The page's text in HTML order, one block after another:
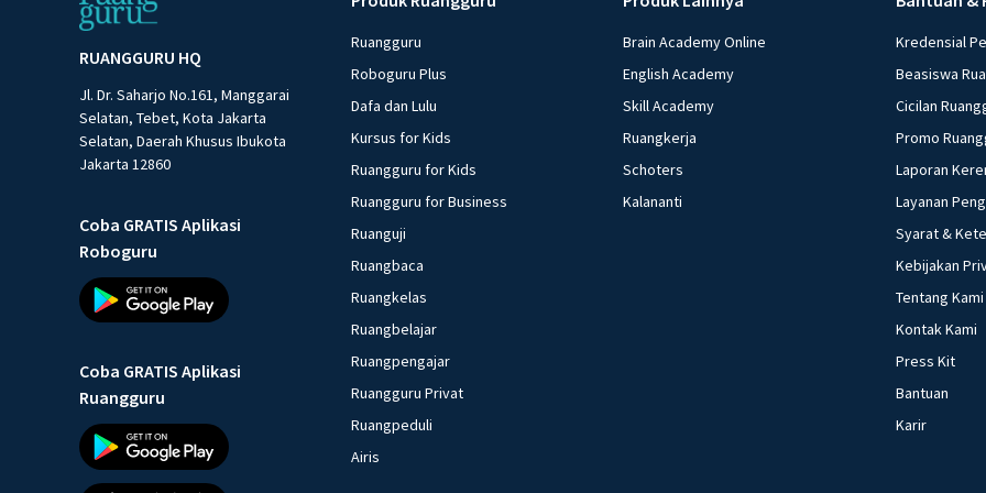
2.
3.
yang
4.
5. Implan
klon
Proses
dan
untuk
Beri
RUANGGURU HQ
Jl. Dr. Saharjo No.161, Manggarai
Selatan, Tebet, Kota Jakarta
Selatan, Daerah Khusus Ibukota
Jakarta 12860
Coba GRATIS Aplikasi
Roboguru
Coba GRATIS Aplikasi
Ruangguru
Ruangguru
Roboguru Plus
Dafa dan Lulu
Kursus for Kids
Ruangguru for Kids
Ruangguru for Business
Ruanguji
Ruangbaca
Ruangkelas
Ruangbelajar
Ruangpengajar
Ruangguru Privat
Ruangpeduli
Airis
Brain Academy Online
English Academy
Skill Academy
Ruangkerja
Schoters
Kalananti
Kredensial
Beasiswa
Cicilan
Promo
Laporan
Layanan
Syarat &
Kebijakan
Tentang Kami
Kontak Kami
Press Kit
Bantuan
Karir